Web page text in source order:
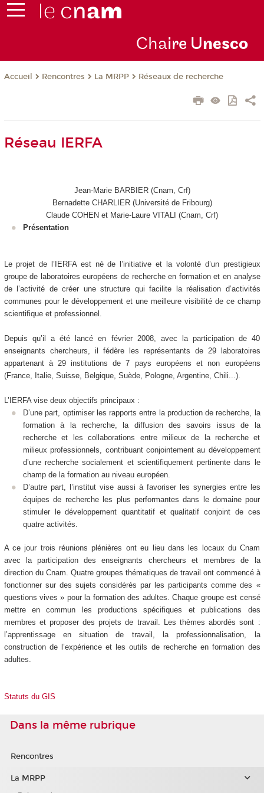
Chaire Unesco
Accueil Rencontres La MRPP Réseaux de recherche
Réseau IERFA
Jean-Marie BARBIER (Cnam, Crf)
Bernadette CHARLIER (Université de Fribourg)
Claude COHEN et Marie-Laure VITALI (Cnam, Crf)
Présentation
Le projet de l’IERFA est né de l’initiative et la volonté d’un prestigieux
groupe de laboratoires européens de recherche en formation et en analyse
de l’activité de créer une structure qui facilite la réalisation d’activités
communes pour le développement et une meilleure visibilité de ce champ
scientifique et professionnel.
Depuis qu’il a été lancé en février 2008, avec la participation de 40
enseignants chercheurs, il fédère les représentants de 29 laboratoires
appartenant à 29 institutions de 7 pays européens et non européens
(France, Italie, Suisse, Belgique, Suède, Pologne, Argentine, Chili...).
L’IERFA vise deux objectifs principaux :
D’une part, optimiser les rapports entre la production de recherche, la
formation à la recherche, la diffusion des savoirs issus de la
recherche et les collaborations entre milieux de la recherche et
milieux professionnels, contribuant conjointement au développement
d’une recherche socialement et scientifiquement pertinente dans le
champ de la formation au niveau européen.
D’autre part, l’institut vise aussi à favoriser les synergies entre les
équipes de recherche les plus performantes dans le domaine pour
stimuler le développement quantitatif et qualitatif conjoint de ces
quatre activités.
A ce jour trois réunions plénières ont eu lieu dans les locaux du Cnam
avec la participation des enseignants chercheurs et membres de la
direction du Cnam. Quatre groupes thématiques de travail ont commencé à
fonctionner sur des sujets considérés par les participants comme des «
questions vives » pour la formation des adultes. Chaque groupe est censé
mettre en commun les productions spécifiques et publications des
membres et proposer des projets de travail. Les thèmes abordés sont :
l’apprentissage en situation de travail, la professionnalisation, la
construction de l’expérience et les outils de recherche en formation des
adultes.
Statuts du GIS
Dans la même rubrique
Rencontres
La MRPP